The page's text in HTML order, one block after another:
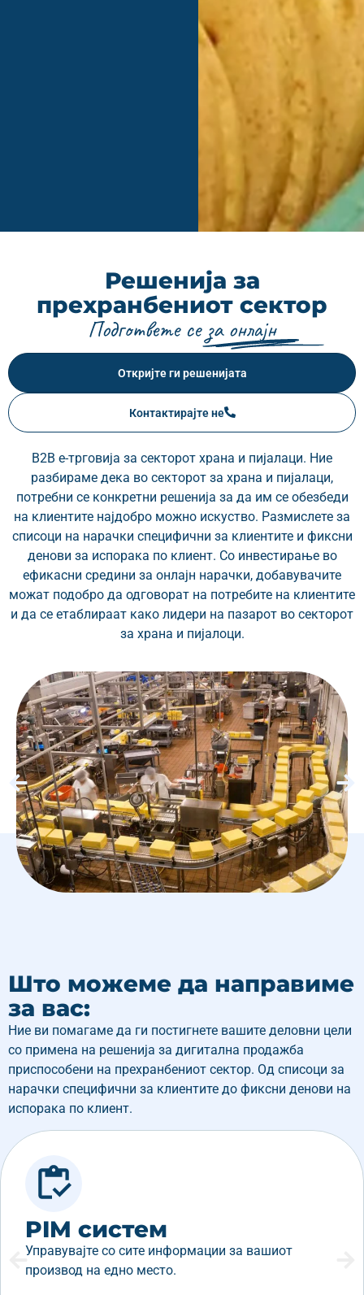
Решенија за
прехранбениот сектор
Подгответе се за онлајн
Откријте ги решенијата
Контактирајте не
B2B е-трговија за секторот храна и пијалаци. Ние
разбираме дека во секторот за храна и пијалаци,
потребни се конкретни решенија за да им се обезбеди
на клиентите најдобро можно искуство. Размислете за
списоци на нарачки специфични за клиентите и фиксни
денови за испорака по клиент. Со инвестирање во
ефикасни средини за онлајн нарачки, добавувачите
можат подобро да одговорат на потребите на клиентите
и да се етаблираат како лидери на пазарот во секторот
за храна и пијалоци.
Што можеме да направиме
за вас:
Ние ви помагаме да ги постигнете вашите деловни цели
со примена на решенија за дигитална продажба
приспособени на прехранбениот сектор. Од списоци за
нарачки специфични за клиентите до фиксни денови на
испорака по клиент.
PIM систем
Управувајте со сите информации за вашиот
производ на едно место.